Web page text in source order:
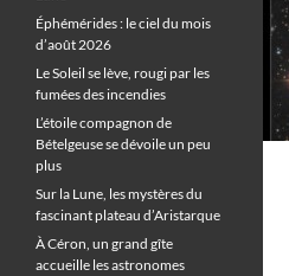
Éphémérides : le ciel du mois
d’août 2026
Le Soleil se lève, rougi par les
fumées des incendies
L’étoile compagnon de
Bételgeuse se dévoile un peu
plus
Sur la Lune, les mystères du
fascinant plateau d’Aristarque
À Céron, un grand gîte
accueille les astronomes